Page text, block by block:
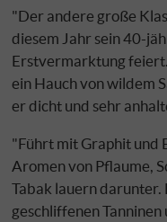
"Der andere große
diesem Jahr sein 40-
Erstvermarktung
ein Hauch von wildem
er dicht und sehr
"Führt mit Graphit und
Aromen von Pflaume,
Tabak lauern
geschliffenen